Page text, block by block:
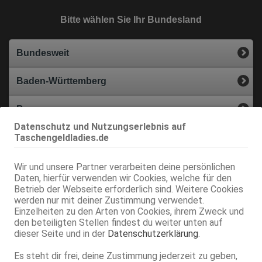
Datenschutz und Nutzungserlebnis auf
Taschengeldladies.de
Wir und unsere Partner verarbeiten deine persönlichen
Daten, hierfür verwenden wir Cookies, welche für den
Betrieb der Webseite erforderlich sind. Weitere Cookies
werden nur mit deiner Zustimmung verwendet.
Einzelheiten zu den Arten von Cookies, ihrem Zweck und
den beteiligten Stellen findest du weiter unten auf
dieser Seite und in der Datenschutzerklärung.
Es steht dir frei, deine Zustimmung jederzeit zu geben,
Bitte wählen Sie Ihr Bundesland
Bundesweit
Baden-Württemberg
Bayern
Berlin
Brandenburg
Bremen
Hamburg